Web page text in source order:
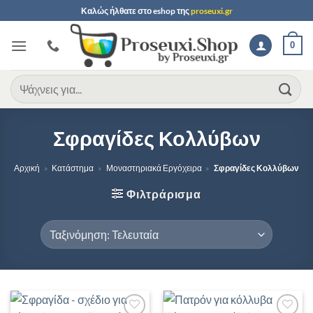
στο
περιεχόμενο
Καλώς ήλθατε στοeshopτηςproseuxi.gr
0
Αναζήτηση
για:
Σφραγίδες Κολλύβων
Αρχική » Κατάστημα » Μοναστηριακά Εργόχειρα » Σφραγίδες Κολλύβων
Φιλτράρισμα